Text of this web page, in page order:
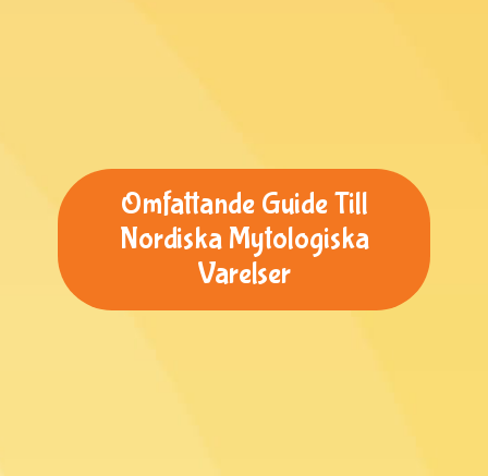
Omfattande Guide Till
Nordiska Mytologiska
Varelser